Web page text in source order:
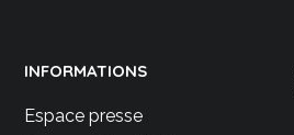
INFORMATIONS
Espace presse